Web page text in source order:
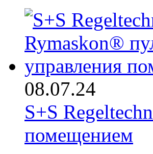
08.07.24
S+S
помещением